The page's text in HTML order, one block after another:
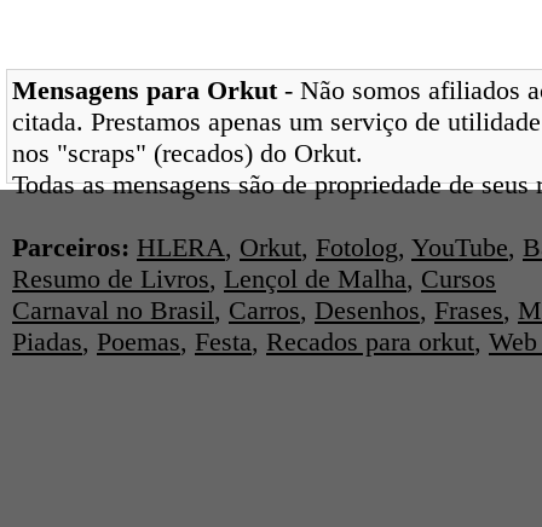
Mensagens para Orkut- Não somos afiliados
citada. Prestamos apenas um serviço de
nos "scraps" (recados) do Orkut.
Todas as mensagens são de propriedade de
Parceiros: HLERA, Orkut, Fotolog, YouTube,
Resumo de Livros, Lençol de Malha, Cursos
Carnaval no Brasil, Carros, Desenhos, Frases,
Piadas, Poemas, Festa, Recados para orkut,